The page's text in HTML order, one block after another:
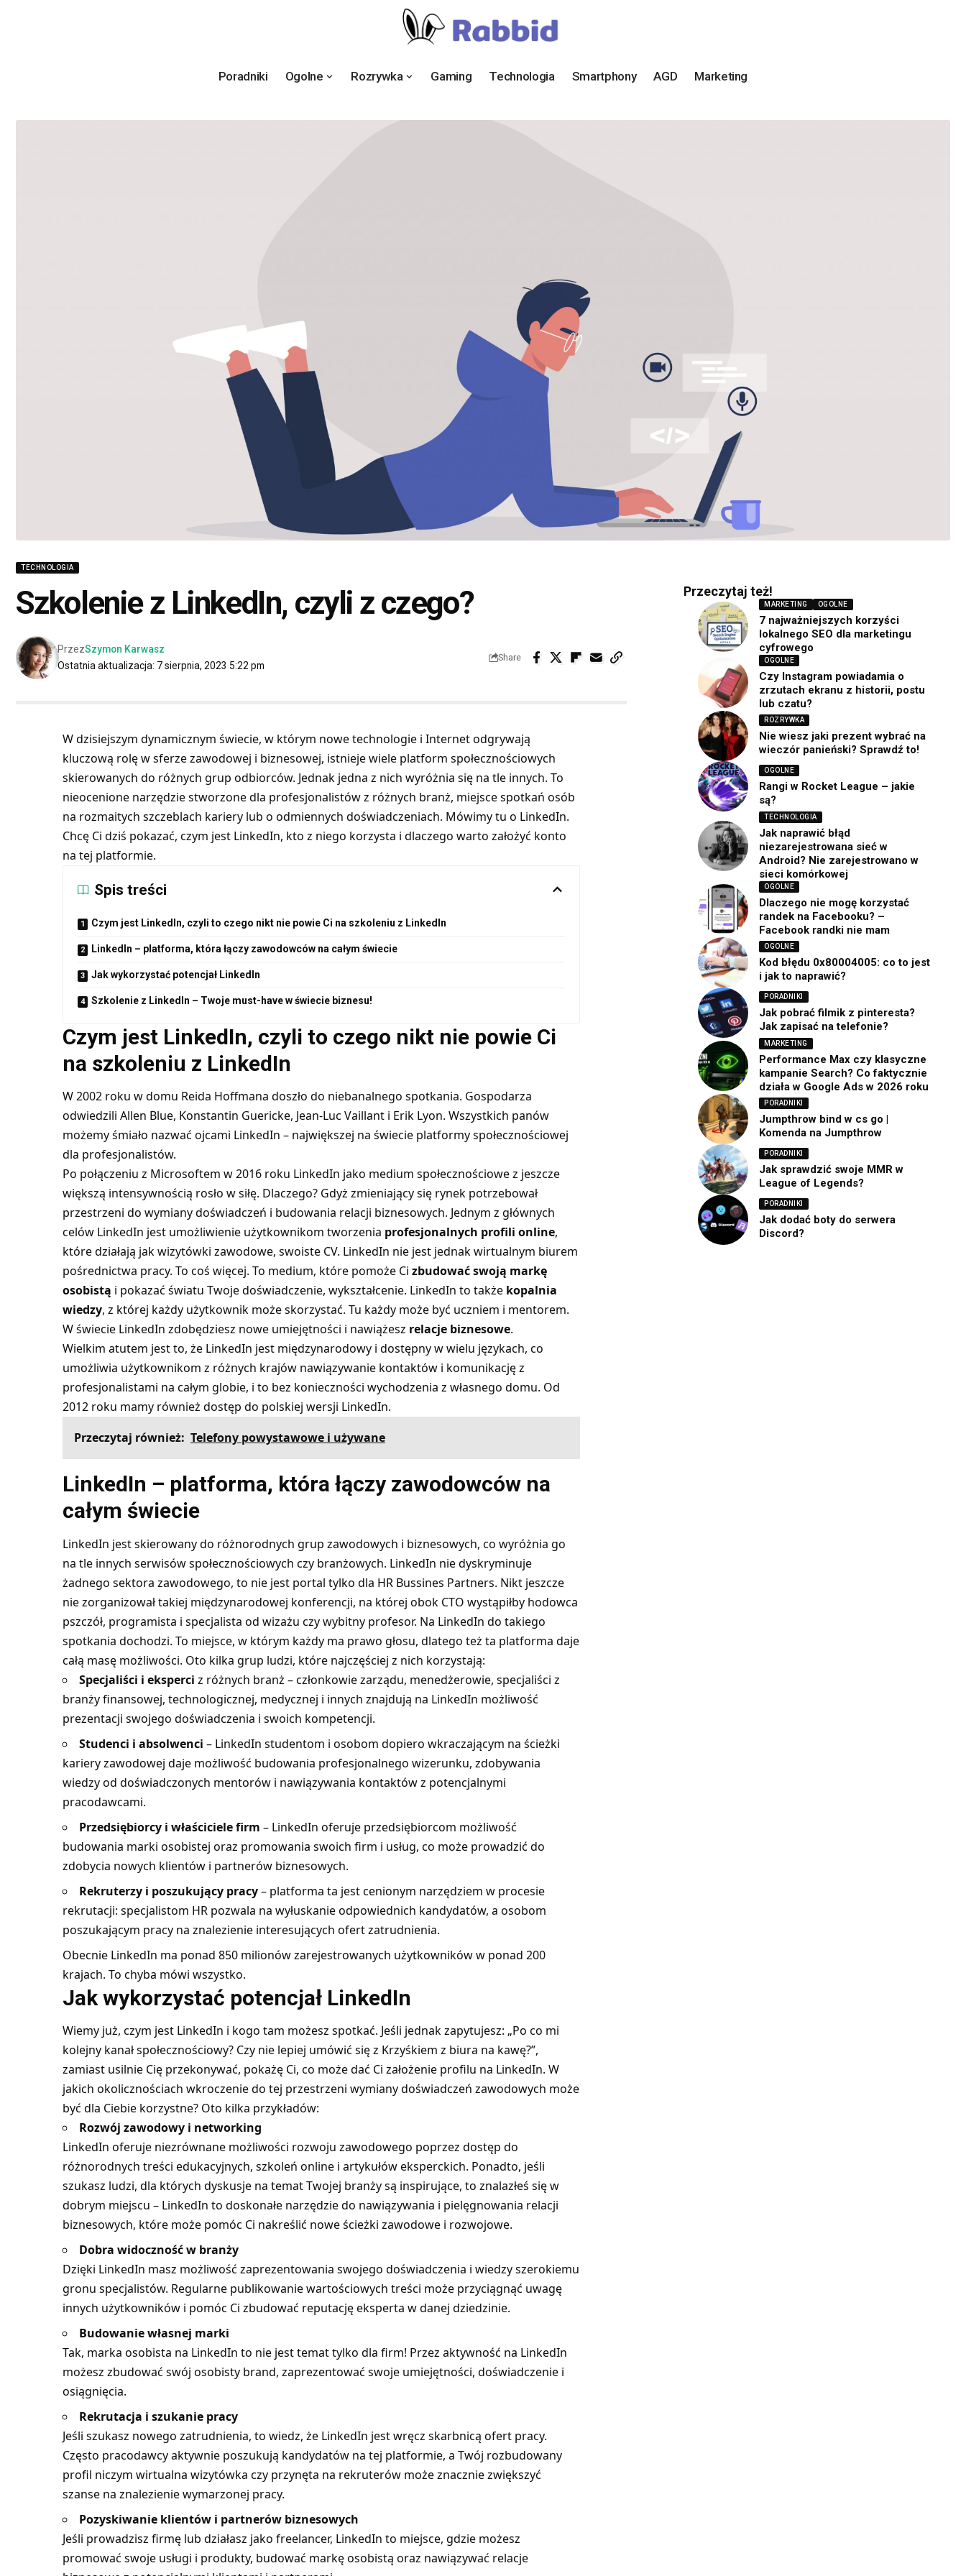
Poradniki Ogolne Rozrywka Gaming Technologia Smartphony AGD Marketing
TECHNOLOGIA
Szkolenie z LinkedIn, czyli z czego?
Ostatnia aktualizacja: 7 sierpnia, 2023 5:22 pm
PrzezSzymon Karwasz
Share
W dzisiejszym dynamicznym świecie, w którym nowe technologie i Internet odgrywają
kluczową rolę w sferze zawodowej i biznesowej, istnieje wiele platform społecznościowych
skierowanych do różnych grup odbiorców. Jednak jedna z nich wyróżnia się na tle innych. To
nieocenione narzędzie stworzone dla profesjonalistów z różnych branż, miejsce spotkań osób
na rozmaitych szczeblach kariery lub o odmiennych doświadczeniach. Mówimy tu o LinkedIn.
Chcę Ci dziś pokazać, czym jest LinkedIn, kto z niego korzysta i dlaczego warto założyć konto
na tej platformie.
Spis treści
Czym jest LinkedIn, czyli to czego nikt nie powie Ci na szkoleniu z LinkedIn
LinkedIn – platforma, która łączy zawodowców na całym świecie
Jak wykorzystać potencjał LinkedIn
Szkolenie z LinkedIn – Twoje must-have w świecie biznesu!
Czym jest LinkedIn, czyli to czego nikt nie powie Ci
na szkoleniu z LinkedIn
W 2002 roku w domu Reida Hoffmana doszło do niebanalnego spotkania. Gospodarza
odwiedzili Allen Blue, Konstantin Guericke, Jean-Luc Vaillant i Erik Lyon. Wszystkich panów
możemy śmiało nazwać ojcami LinkedIn – największej na świecie platformy społecznościowej
dla profesjonalistów.
Po połączeniu z Microsoftem w 2016 roku LinkedIn jako medium społecznościowe z jeszcze
większą intensywnością rosło w siłę. Dlaczego? Gdyż zmieniający się rynek potrzebował
przestrzeni do wymiany doświadczeń i budowania relacji biznesowych. Jednym z głównych
celów LinkedIn jest umożliwienie użytkownikom tworzenia profesjonalnych profili online,
które działają jak wizytówki zawodowe, swoiste CV. LinkedIn nie jest jednak wirtualnym biurem
pośrednictwa pracy. To coś więcej. To medium, które pomoże Ci zbudować swoją markę
osobistą i pokazać światu Twoje doświadczenie, wykształcenie. LinkedIn to także kopalnia
wiedzy, z której każdy użytkownik może skorzystać. Tu każdy może być uczniem i mentorem.
W świecie LinkedIn zdobędziesz nowe umiejętności i nawiążesz relacje biznesowe.
Wielkim atutem jest to, że LinkedIn jest międzynarodowy i dostępny w wielu językach, co
umożliwia użytkownikom z różnych krajów nawiązywanie kontaktów i komunikację z
profesjonalistami na całym globie, i to bez konieczności wychodzenia z własnego domu. Od
2012 roku mamy również dostęp do polskiej wersji LinkedIn.
Przeczytaj również: Telefony powystawowe i używane
LinkedIn – platforma, która łączy zawodowców na
całym świecie
LinkedIn jest skierowany do różnorodnych grup zawodowych i biznesowych, co wyróżnia go
na tle innych serwisów społecznościowych czy branżowych. LinkedIn nie dyskryminuje
żadnego sektora zawodowego, to nie jest portal tylko dla HR Bussines Partners. Nikt jeszcze
nie zorganizował takiej międzynarodowej konferencji, na której obok CTO wystąpiłby hodowca
pszczół, programista i specjalista od wizażu czy wybitny profesor. Na LinkedIn do takiego
spotkania dochodzi. To miejsce, w którym każdy ma prawo głosu, dlatego też ta platforma daje
całą masę możliwości. Oto kilka grup ludzi, które najczęściej z nich korzystają:
Specjaliści i eksperci z różnych branż – członkowie zarządu, menedżerowie, specjaliści z
branży finansowej, technologicznej, medycznej i innych znajdują na LinkedIn możliwość
prezentacji swojego doświadczenia i swoich kompetencji.
Studenci i absolwenci – LinkedIn studentom i osobom dopiero wkraczającym na ścieżki
kariery zawodowej daje możliwość budowania profesjonalnego wizerunku, zdobywania
wiedzy od doświadczonych mentorów i nawiązywania kontaktów z potencjalnymi
pracodawcami.
Przedsiębiorcy i właściciele firm – LinkedIn oferuje przedsiębiorcom możliwość
budowania marki osobistej oraz promowania swoich firm i usług, co może prowadzić do
zdobycia nowych klientów i partnerów biznesowych.
Rekruterzy i poszukujący pracy– platforma ta jest cenionym narzędziem w procesie
rekrutacji: specjalistom HR pozwala na wyłuskanie odpowiednich kandydatów, a osobom
poszukającym pracy na znalezienie interesujących ofert zatrudnienia.
Obecnie LinkedIn ma ponad 850 milionów zarejestrowanych użytkowników w ponad 200
krajach. To chyba mówi wszystko.
Jak wykorzystać potencjał LinkedIn
Wiemy już, czym jest LinkedIn i kogo tam możesz spotkać. Jeśli jednak zapytujesz: „Po co mi
kolejny kanał społecznościowy? Czy nie lepiej umówić się z Krzyśkiem z biura na kawę?”,
zamiast usilnie Cię przekonywać, pokażę Ci, co może dać Ci założenie profilu na LinkedIn. W
jakich okolicznościach wkroczenie do tej przestrzeni wymiany doświadczeń zawodowych może
być dla Ciebie korzystne? Oto kilka przykładów:
Rozwój zawodowy i networking
LinkedIn oferuje niezrównane możliwości rozwoju zawodowego poprzez dostęp do
różnorodnych treści edukacyjnych, szkoleń online i artykułów eksperckich. Ponadto, jeśli
szukasz ludzi, dla których dyskusje na temat Twojej branży są inspirujące, to znalazłeś się w
dobrym miejscu – LinkedIn to doskonałe narzędzie do nawiązywania i pielęgnowania relacji
biznesowych, które może pomóc Ci nakreślić nowe ścieżki zawodowe i rozwojowe.
Dobra widoczność w branży
Dzięki LinkedIn masz możliwość zaprezentowania swojego doświadczenia i wiedzy szerokiemu
gronu specjalistów. Regularne publikowanie wartościowych treści może przyciągnąć uwagę
innych użytkowników i pomóc Ci zbudować reputację eksperta w danej dziedzinie.
Budowanie własnej marki
Tak, marka osobista na LinkedIn to nie jest temat tylko dla firm! Przez aktywność na LinkedIn
możesz zbudować swój osobisty brand, zaprezentować swoje umiejętności, doświadczenie i
osiągnięcia.
Rekrutacja i szukanie pracy
Jeśli szukasz nowego zatrudnienia, to wiedz, że LinkedIn jest wręcz skarbnicą ofert pracy.
Często pracodawcy aktywnie poszukują kandydatów na tej platformie, a Twój rozbudowany
profil niczym wirtualna wizytówka czy przynęta na rekruterów może znacznie zwiększyć
szanse na znalezienie wymarzonej pracy.
Pozyskiwanie klientów i partnerów biznesowych
Jeśli prowadzisz firmę lub działasz jako freelancer, LinkedIn to miejsce, gdzie możesz
promować swoje usługi i produkty, budować markę osobistą oraz nawiązywać relacje
Przeczytaj też!
MARKETING OGOLNE
7 najważniejszych korzyści
lokalnego SEO dla marketingu
cyfrowego
OGOLNE
Czy Instagram powiadamia o
zrzutach ekranu z historii, postu
lub czatu?
ROZRYWKA
Nie wiesz jaki prezent wybrać na
wieczór panieński? Sprawdź to!
OGOLNE
Rangi w Rocket League – jakie
są?
TECHNOLOGIA
Jak naprawić błąd
niezarejestrowana sieć w
Android? Nie zarejestrowano w
sieci komórkowej
OGOLNE
Dlaczego nie mogę korzystać
randek na Facebooku? –
Facebook randki nie mam
OGOLNE
Kod błędu 0x80004005: co to jest
i jak to naprawić?
PORADNIKI
Jak pobrać filmik z pinteresta?
Jak zapisać na telefonie?
MARKETING
Performance Max czy klasyczne
kampanie Search? Co faktycznie
działa w Google Ads w 2026 roku
PORADNIKI
Jumpthrow bind w cs go |
Komenda na Jumpthrow
PORADNIKI
Jak sprawdzić swoje MMR w
League of Legends?
PORADNIKI
Jak dodać boty do serwera
Discord?